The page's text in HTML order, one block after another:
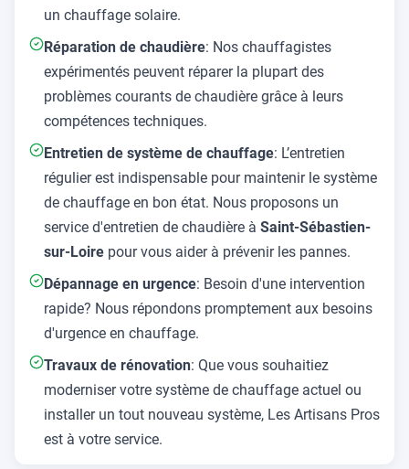
un chauffage solaire.
Réparation de chaudière: Nos chauffagistes
expérimentés peuvent réparer la plupart des
problèmes courants de chaudière grâce à leurs
compétences techniques.
Entretien de système de chauffage: L’entretien
régulier est indispensable pour maintenir le système
de chauffage en bon état. Nous proposons un
service d'entretien de chaudière à Saint-Sébastien-
sur-Loire pour vous aider à prévenir les pannes.
Dépannage en urgence: Besoin d'une intervention
rapide? Nous répondons promptement aux besoins
d'urgence en chauffage.
Travaux de rénovation: Que vous souhaitiez
moderniser votre système de chauffage actuel ou
installer un tout nouveau système, Les Artisans Pros
est à votre service.